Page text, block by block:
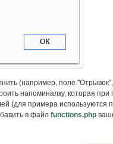
(например, поле
напоминалку, которая при
(для примера используются
в файл functions.php